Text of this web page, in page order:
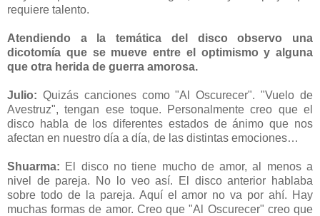
requiere talento.
Atendiendo a la temática del disco observo una
dicotomía que se mueve entre el optimismo y alguna
que otra herida de guerra amorosa.
Julio: Quizás canciones como "Al Oscurecer". "Vuelo de
Avestruz", tengan ese toque. Personalmente creo que el
disco habla de los diferentes estados de ánimo que nos
afectan en nuestro día a día, de las distintas emociones…
Shuarma: El disco no tiene mucho de amor, al menos a
nivel de pareja. No lo veo así. El disco anterior hablaba
sobre todo de la pareja. Aquí el amor no va por ahí. Hay
muchas formas de amor. Creo que "Al Oscurecer" creo que